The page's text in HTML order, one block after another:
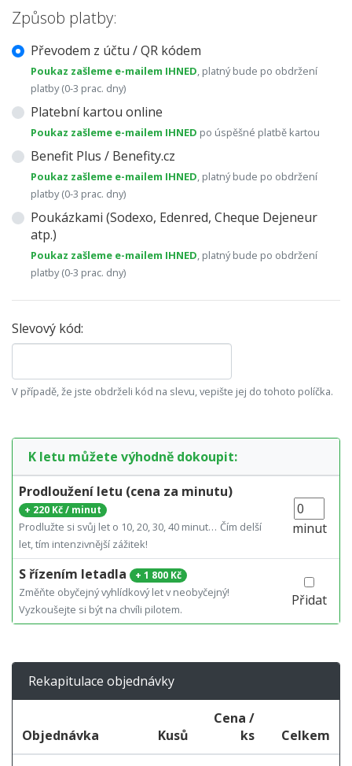
Způsob platby:
Převodem z účtu / QR kódem
Poukaz zašleme e-mailem IHNED, platný bude po obdržení
platby (0-3 prac. dny)
Platební kartou online
Poukaz zašleme e-mailem IHNED po úspěšné platbě kartou
Benefit Plus / Benefity.cz
Poukaz zašleme e-mailem IHNED, platný bude po obdržení
platby (0-3 prac. dny)
Poukázkami (Sodexo, Edenred, Cheque Dejeneur
atp.)
Poukaz zašleme e-mailem IHNED, platný bude po obdržení
platby (0-3 prac. dny)
Slevový kód:
V případě, že jste obdrželi kód na slevu, vepište jej do tohoto políčka.
K letu můžete výhodně dokoupit:
Prodloužení letu (cena za minutu)
+ 220 Kč / minut
Prodlužte si svůj let o 10, 20, 30, 40 minut… Čím delší
let, tím intenzivnější zážitek!
minut
S řízením letadla +1 800 Kč
Změňte obyčejný vyhlídkový let v neobyčejný!
Vyzkoušejte si být na chvíli pilotem.
Přidat
Rekapitulace objednávky
Objednávka Kusů
Cena /
ks
Celkem